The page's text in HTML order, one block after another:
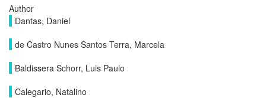
Author
Dantas, Daniel
de Castro Nunes Santos Terra, Marcela
Baldissera Schorr, Luis Paulo
Calegario, Natalino